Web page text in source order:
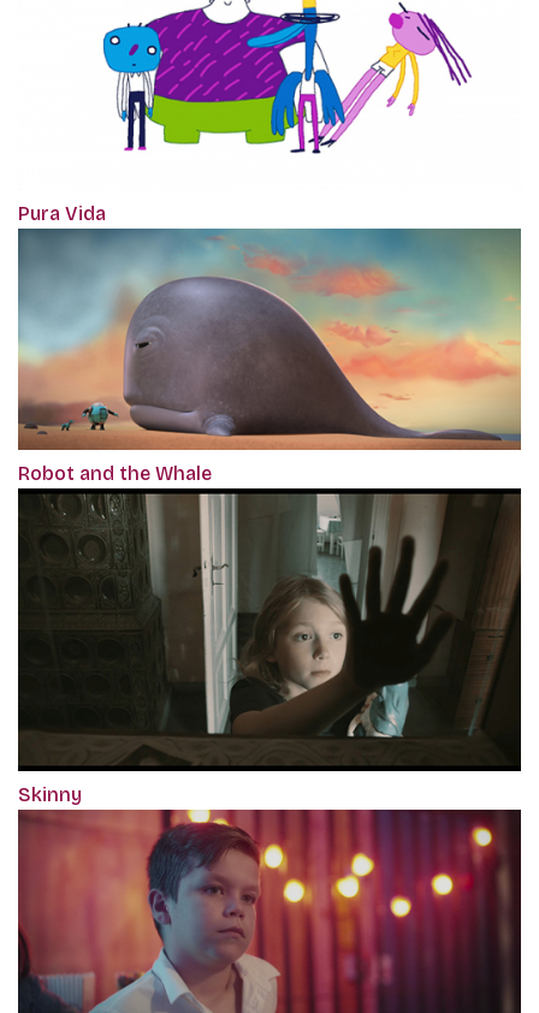
Pura Vida
Robot and the Whale
Skinny